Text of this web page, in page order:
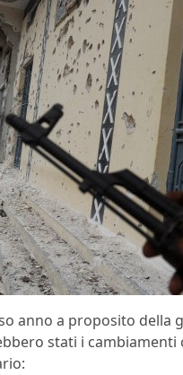
anno a proposito della
stati i